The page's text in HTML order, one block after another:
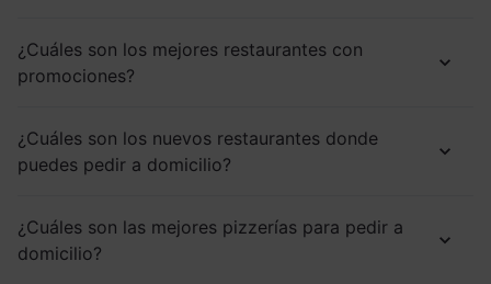
¿Cuáles son los mejores restaurantes con
promociones?
¿Cuáles son los nuevos restaurantes donde
puedes pedir a domicilio?
¿Cuáles son las mejores pizzerías para pedir a
domicilio?